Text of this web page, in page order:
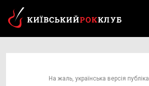
На жаль, українська версія